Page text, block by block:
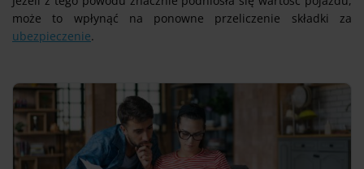
może to wpłynąć na ponowne przeliczenie składki za
ubezpieczenie.